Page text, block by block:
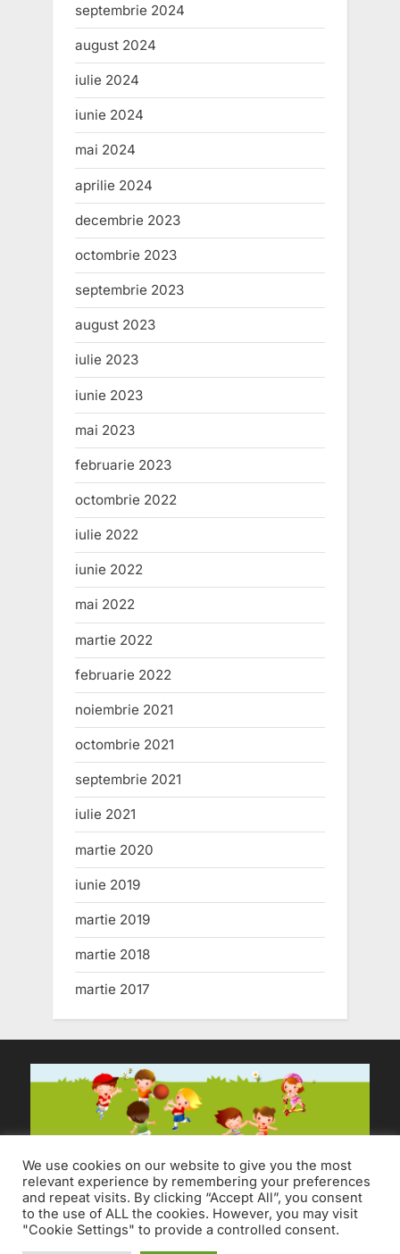
septembrie 2024
august 2024
iulie 2024
iunie 2024
mai 2024
aprilie 2024
decembrie 2023
octombrie 2023
septembrie 2023
august 2023
iulie 2023
iunie 2023
mai 2023
februarie 2023
octombrie 2022
iulie 2022
iunie 2022
mai 2022
martie 2022
februarie 2022
noiembrie 2021
octombrie 2021
septembrie 2021
iulie 2021
martie 2020
iunie 2019
martie 2019
martie 2018
martie 2017
We use cookies on our website to give you the most
relevant experience by remembering your preferences
and repeat visits. By clicking “Accept All”, you consent
to the use of ALL the cookies. However, you may visit
"Cookie Settings" to provide a controlled consent.